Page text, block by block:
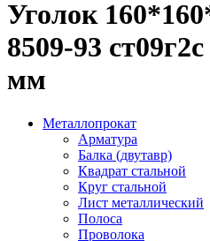
Уголок
8509-93
мм
Металлопрокат
Арматура
Балка (двутавр)
Квадрат стальной
Круг стальной
Лист металлический
Полоса
Проволока